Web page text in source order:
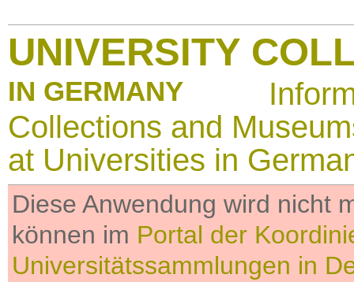
UNIVERSITY
IN GERMANY
Collections and
at Universities in
Diese Anwendung wird nicht
können im Portal der
Universitätssammlungen in